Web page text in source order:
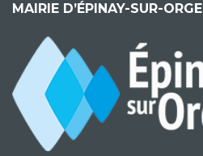
MAIRIE D’ÉPINAY-SUR-ORGE